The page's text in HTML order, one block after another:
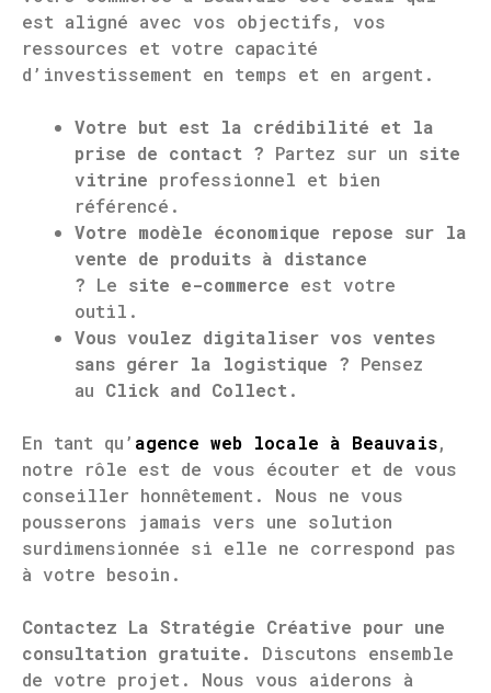
est aligné avec vos objectifs, vos
ressources et votre capacité
d’investissement en temps et en argent.
Votre but est la crédibilité et la
prise de contact ? Partez sur un site
vitrine professionnel et bien
référencé.
Votre modèle économique repose sur la
vente de produits à distance
? Le site e-commerce est votre
outil.
Vous voulez digitaliser vos ventes
sans gérer la logistique ? Pensez
au Click and Collect.
En tant qu’ agence web locale à Beauvais,
notre rôle est de vous écouter et de vous
conseiller honnêtement. Nous ne vous
pousserons jamais vers une solution
surdimensionnée si elle ne correspond pas
à votre besoin.
Contactez La Stratégie Créative pour une
consultation gratuite.
Discutons ensemble
de votre projet. Nous vous aiderons à